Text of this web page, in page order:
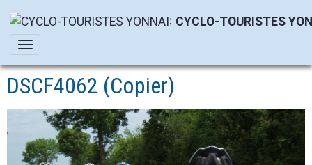
CYCLO-TOURISTES
DSCF4062 (Copier)